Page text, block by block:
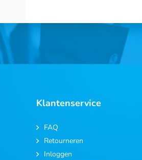
Klantenservice
FAQ
Retourneren
Inloggen